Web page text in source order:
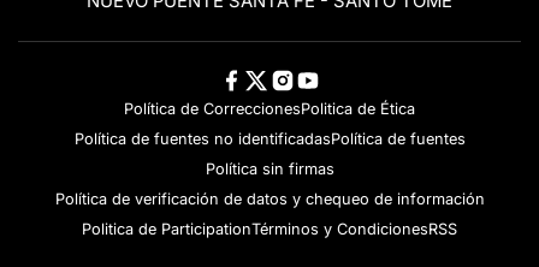
Política de CorreccionesPolitica de Ética
Política de fuentes no identificadasPolítica de fuentes
Política sin firmas
Política de verificación de datos y chequeo de información
Politica de ParticipationTérminos y CondicionesRSS